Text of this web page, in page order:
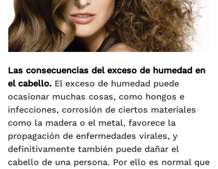
Las consecuencias del exceso de humedad en
el cabello. El exceso de humedad puede
ocasionar muchas cosas, como hongos e
infecciones, corrosión de ciertos materiales
como la madera o el metal, favorece la
propagación de enfermedades virales, y
definitivamente también puede dañar el
cabello de una persona. Por ello es normal que